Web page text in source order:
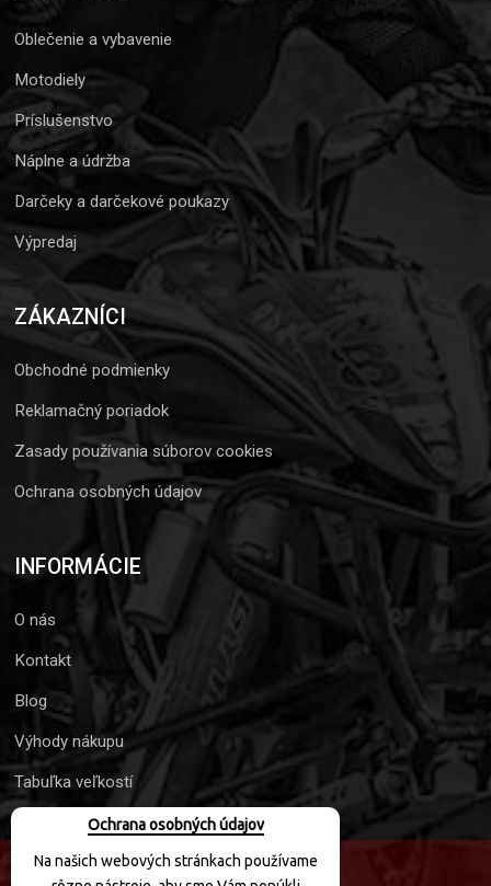
Ochrana osobných údajov
Na našich webových stránkach používame
Oblečenie a vybavenie
Motodiely
Príslušenstvo
Náplne a údržba
Darčeky a darčekové poukazy
Výpredaj
ZÁKAZNÍCI
Obchodné podmienky
Reklamačný poriadok
Zasady používania súborov cookies
Ochrana osobných údajov
INFORMÁCIE
O nás
Kontakt
Blog
Výhody nákupu
Tabuľka veľkostí